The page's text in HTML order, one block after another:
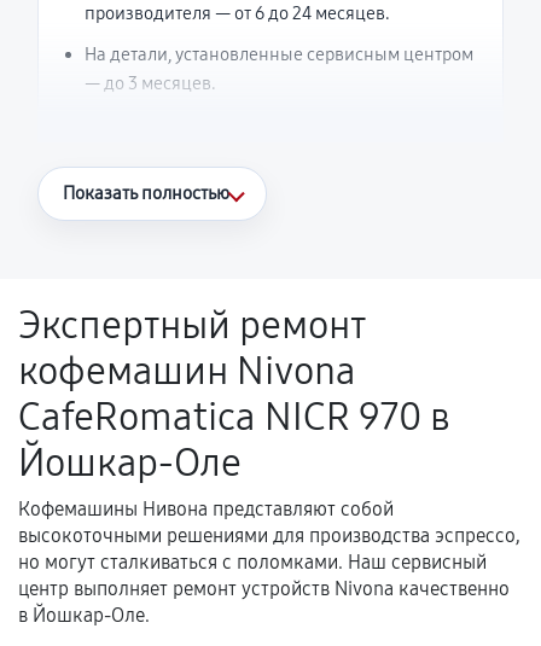
производителя — от 6 до 24 месяцев.
На детали, установленные сервисным центром
— до 3 месяцев.
Что считается гарантийным случаем
Поломка установленной детали при
нормальной эксплуатации в течение
гарантийного срока.
Несоответствие комплектующей заявленным
техническим характеристикам.
Документы для подтверждения
гарантии
Показать полностью
Экспертный ремонт
кофемашин Nivona
CafeRomatica NICR 970 в
Йошкар-Оле
Кофемашины Нивона представляют собой
высокоточными решениями для производства эспрессо,
но могут сталкиваться с поломками. Наш сервисный
центр выполняет ремонт устройств Nivona качественно
в Йошкар-Оле.